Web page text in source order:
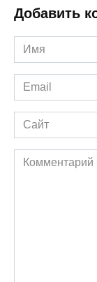
Добавить
Имя
*
Email
*
Сайт
Комментарий